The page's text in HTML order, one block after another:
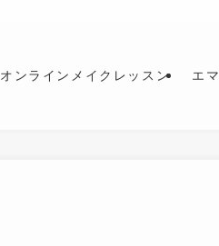
オンラインメイクレッスン エ